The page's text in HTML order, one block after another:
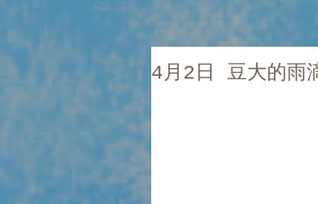
4月2日 豆大的雨